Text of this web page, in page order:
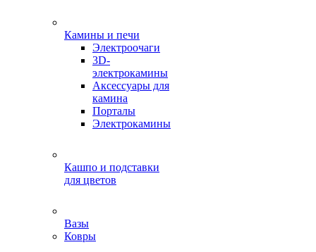
Камины и печи
Электроочаги
3D-
электрокамины
Аксессуары для
камина
Порталы
Электрокамины
Кашпо и подставки
для цветов
Вазы
Ковры